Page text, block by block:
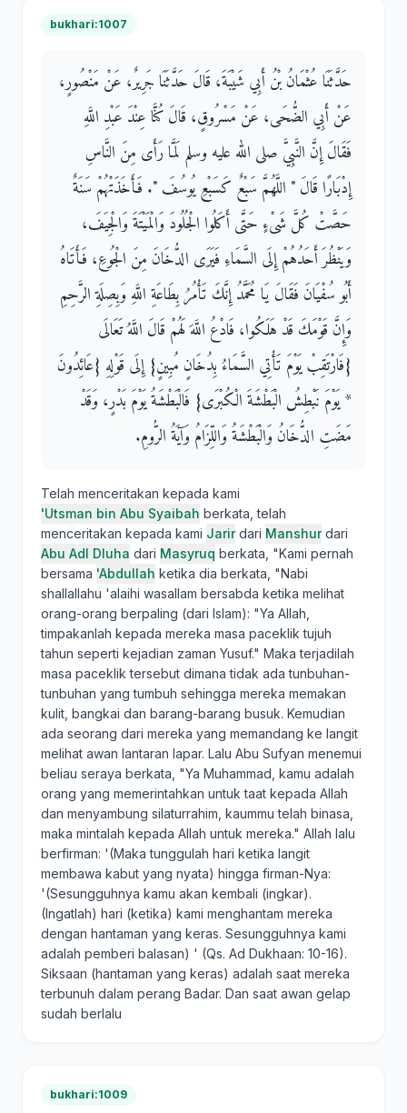
bukhari:1007
حَدَّثَنَا عُثْمَانُ بْنُ أَبِي شَيْبَةَ، قَالَ حَدَّثَنَا جَرِيرٌ، عَنْ مَنْصُورٍ،
عَنْ أَبِي الضُّحَى، عَنْ مَسْرُوقٍ، قَالَ كُنَّا عِنْدَ عَبْدِ اللَّهِ
فَقَالَ إِنَّ النَّبِيَّ صلى الله عليه وسلم لَمَّا رَأَى مِنَ النَّاسِ
إِدْبَارًا قَالَ ‏"‏ اللَّهُمَّ سَبْعٌ كَسَبْعِ يُوسُفَ ‏"‏‏.‏ فَأَخَذَتْهُمْ سَنَةٌ
حَصَّتْ كُلَّ شَىْءٍ حَتَّى أَكَلُوا الْجُلُودَ وَالْمَيْتَةَ وَالْجِيَفَ،
وَيَنْظُرَ أَحَدُهُمْ إِلَى السَّمَاءِ فَيَرَى الدُّخَانَ مِنَ الْجُوعِ، فَأَتَاهُ
أَبُو سُفْيَانَ فَقَالَ يَا مُحَمَّدُ إِنَّكَ تَأْمُرُ بِطَاعَةِ اللَّهِ وَبِصِلَةِ الرَّحِمِ
وَإِنَّ قَوْمَكَ قَدْ هَلَكُوا، فَادْعُ اللَّهَ لَهُمْ قَالَ اللَّهُ تَعَالَى
‏{‏فَارْتَقِبْ يَوْمَ تَأْتِي السَّمَاءُ بِدُخَانٍ مُبِينٍ‏}‏ إِلَى قَوْلِهِ ‏{‏عَائِدُونَ
* يَوْمَ نَبْطِشُ الْبَطْشَةَ الْكُبْرَى‏}‏ فَالْبَطْشَةُ يَوْمَ بَدْرٍ، وَقَدْ
مَضَتِ الدُّخَانُ وَالْبَطْشَةُ وَاللِّزَامُ وَآيَةُ الرُّومِ‏.‏
Telah menceritakan kepada kami
'Utsman bin Abu Syaibah berkata, telah
menceritakan kepada kami Jarirdari Manshurdari
Abu Adl Dluha dari Masyruq berkata, "Kami pernah
bersama 'Abdullah ketika dia berkata, "Nabi
shallallahu 'alaihi wasallam bersabda ketika melihat
orang-orang berpaling (dari Islam): "Ya Allah,
timpakanlah kepada mereka masa paceklik tujuh
tahun seperti kejadian zaman Yusuf." Maka terjadilah
masa paceklik tersebut dimana tidak ada tunbuhan-
tunbuhan yang tumbuh sehingga mereka memakan
kulit, bangkai dan barang-barang busuk. Kemudian
ada seorang dari mereka yang memandang ke langit
melihat awan lantaran lapar. Lalu Abu Sufyan menemui
beliau seraya berkata, "Ya Muhammad, kamu adalah
orang yang memerintahkan untuk taat kepada Allah
dan menyambung silaturrahim, kaummu telah binasa,
maka mintalah kepada Allah untuk mereka." Allah lalu
berfirman: '(Maka tunggulah hari ketika langit
membawa kabut yang nyata) hingga firman-Nya:
'(Sesungguhnya kamu akan kembali (ingkar).
(Ingatlah) hari (ketika) kami menghantam mereka
dengan hantaman yang keras. Sesungguhnya kami
adalah pemberi balasan) ' (Qs. Ad Dukhaan: 10-16).
Siksaan (hantaman yang keras) adalah saat mereka
terbunuh dalam perang Badar. Dan saat awan gelap
sudah berlalu
bukhari:1009